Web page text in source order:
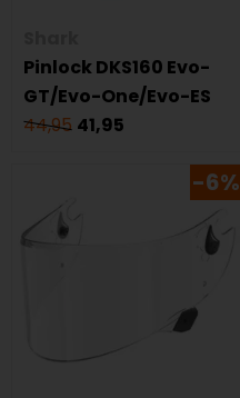
Pinlock DKS160 Evo-
GT/Evo-One/Evo-ES
44,95 41,95
-6%